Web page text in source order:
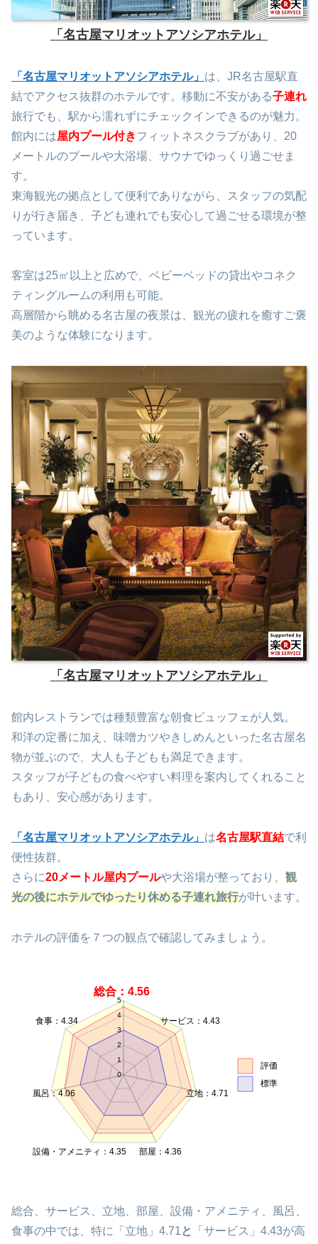
「名古屋マリオットアソシアホテル」
「名古屋マリオットアソシアホテル」 は、JR名古屋駅直
結でアクセス抜群のホテルです。移動に不安がある子連れ
旅行でも、駅から濡れずにチェックインできるのが魅力。
館内には屋内プール付きフィットネスクラブがあり、20
メートルのプールや大浴場、サウナでゆっくり過ごせま
す。
東海観光の拠点として便利でありながら、スタッフの気配
りが行き届き、子ども連れでも安心して過ごせる環境が整
っています。
客室は25㎡以上と広めで、ベビーベッドの貸出やコネク
ティングルームの利用も可能。
高層階から眺める名古屋の夜景は、観光の疲れを癒すご褒
美のような体験になります。
「名古屋マリオットアソシアホテル」
館内レストランでは種類豊富な朝食ビュッフェが人気。
和洋の定番に加え、味噌カツやきしめんといった名古屋名
物が並ぶので、大人も子どもも満足できます。
スタッフが子どもの食べやすい料理を案内してくれること
もあり、安心感があります。
「名古屋マリオットアソシアホテル」 は名古屋駅直結で利
便性抜群。
さらに20メートル屋内プールや大浴場が整っており、 観
光の後にホテルでゆったり休める子連れ旅行が叶います。
ホテルの評価を７つの観点で確認してみましょう。
0
1
2
3
4
5
総合：4.56
サービス：4.43
立地：4.71
部屋：4.36
設備・アメニティ：4.35
風呂：4.06
食事：4.34
評価
標準
総合、サービス、立地、部屋、設備・アメニティ、風呂、
食事の中では、特に「立地」4.71と
「サービス」4.43が高